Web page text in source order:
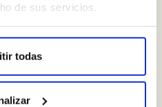
de sus servicios.
todas
dental